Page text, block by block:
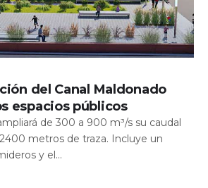
del Canal Maldonado
espacios públicos
de 300 a 900 m³/s su caudal
metros de traza. Incluye un
y el...